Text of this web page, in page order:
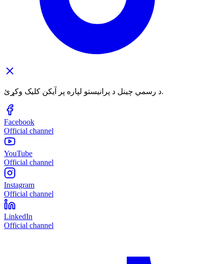
د رسمي چینل د پرانیستو لپاره پر آیکن کلیک وکړئ.
Facebook
Official channel
YouTube
Official channel
Instagram
Official channel
LinkedIn
Official channel